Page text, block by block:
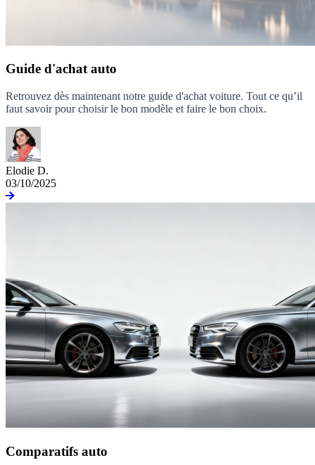
Guide d'achat auto
Retrouvez dès maintenant notre guide d'achat voiture. Tout ce qu’il
faut savoir pour choisir le bon modèle et faire le bon choix.
Elodie D.
03/10/2025
Comparatifs auto